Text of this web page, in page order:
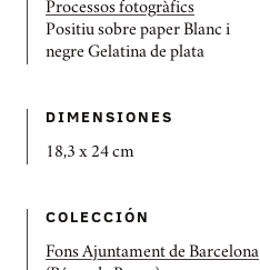
Processos fotogràfics
Positiu sobre paper Blanc i
negre Gelatina de plata
DIMENSIONES
18,3 x 24 cm
COLECCIÓN
Fons Ajuntament de Barcelona